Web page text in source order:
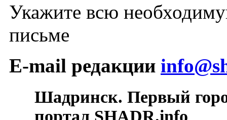
Укажите всю
письме
E-mail редакции
Шадринск. Первый
портал SHADR.info